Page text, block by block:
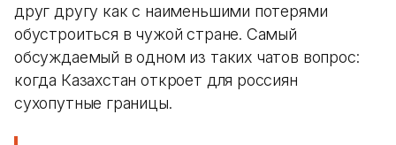
друг другу как с наименьшими потерями
обустроиться в чужой стране. Самый
обсуждаемый в одном из таких чатов вопрос:
когда Казахстан откроет для россиян
сухопутные границы.